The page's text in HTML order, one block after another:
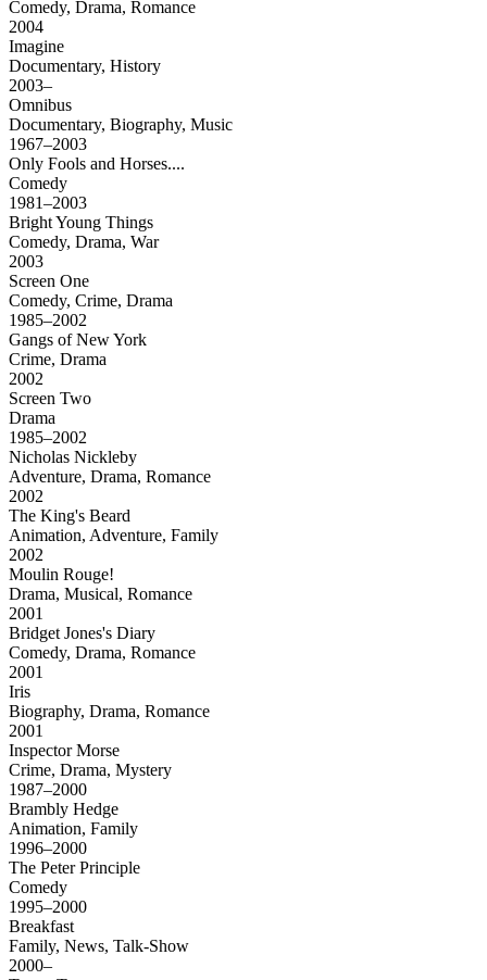
Comedy, Drama, Romance
2004
Imagine
Documentary, History
2003–
Omnibus
Documentary, Biography, Music
1967–2003
Only Fools and Horses....
Comedy
1981–2003
Bright Young Things
Comedy, Drama, War
2003
Screen One
Comedy, Crime, Drama
1985–2002
Gangs of New York
Crime, Drama
2002
Screen Two
Drama
1985–2002
Nicholas Nickleby
Adventure, Drama, Romance
2002
The King's Beard
Animation, Adventure, Family
2002
Moulin Rouge!
Drama, Musical, Romance
2001
Bridget Jones's Diary
Comedy, Drama, Romance
2001
Iris
Biography, Drama, Romance
2001
Inspector Morse
Crime, Drama, Mystery
1987–2000
Brambly Hedge
Animation, Family
1996–2000
The Peter Principle
Comedy
1995–2000
Breakfast
Family, News, Talk-Show
2000–